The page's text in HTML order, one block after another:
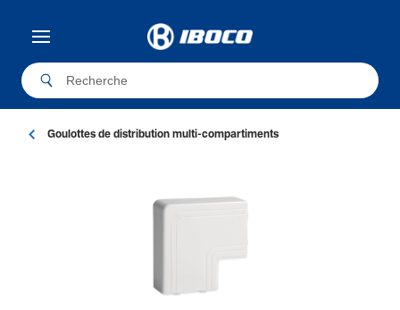
Goulottes de distribution multi-compartiments